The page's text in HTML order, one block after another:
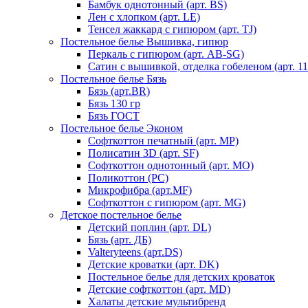
Бамбук однотонный (арт. BS)
Лен с хлопком (арт. LE)
Тенсел жаккард с гипюром (арт. TJ)
Постельное белье Вышивка, гипюр
Перкаль с гипюром (арт. AB-SG)
Сатин с вышивкой, отделка гобеленом (арт.
Постельное белье Бязь
Бязь (арт.BR)
Бязь 130 гр
Бязь ГОСТ
Постельное белье Эконом
Софткоттон печатный (арт. MР)
Полисатин 3D (арт. SF)
Софткоттон однотонный (арт. MO)
Поликоттон (PC)
Микрофибра (арт.MF)
Софткоттон с гипюром (арт. MG)
Детское постельное белье
Детский поплин (арт. DL)
Бязь (арт. ДБ)
Valteryteens (арт.DS)
Детские кроватки (арт. DK)
Постельное белье для детских кроваток
Детские софткоттон (арт. MD)
Халаты детские мультибренд